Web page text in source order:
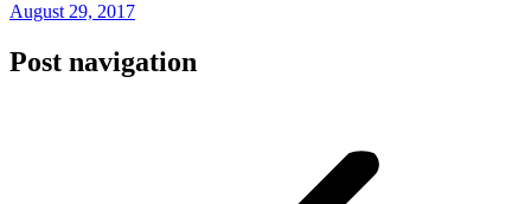
August 29, 2017
Post navigation